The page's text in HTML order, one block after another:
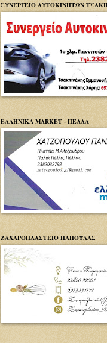
ΣΥΝΕΡΓΕΙΟ ΑΥΤΟΚΙΝΗΤΩΝ
ΕΛΛΗΝΙΚΑ MARKET - ΠΕΛΛΑ
ΖΑΧΑΡΟΠΛΑΣΤΕΙΟ ΠΑΠΟΥΛΑΣ